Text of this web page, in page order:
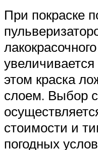
При покраске
этом краска
слоем. Выбор
стоимости и
погодных